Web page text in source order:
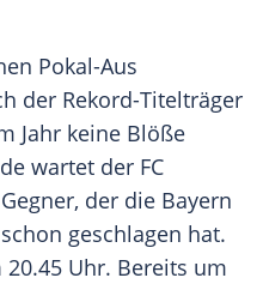
Pokal-Aus
der Rekord-Titelträger
Jahr keine Blöße
wartet der FC
der die Bayern
geschlagen hat.
Uhr. Bereits um